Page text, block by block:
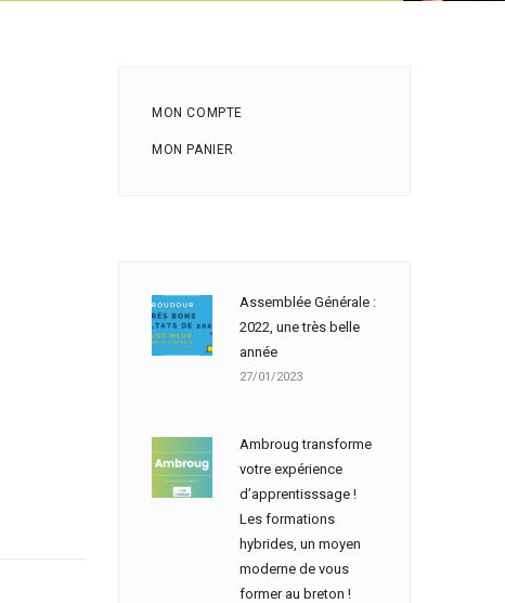
MON COMPTE
MON PANIER
Assemblée Générale :
2022, une très belle
année
27/01/2023
Ambroug transforme
votre expérience
d’apprentisssage !
Les formations
hybrides, un moyen
moderne de vous
former au breton !